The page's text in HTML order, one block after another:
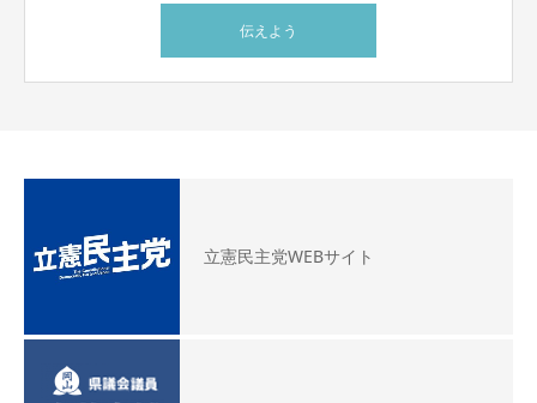
伝えよう
立憲民主党WEBサイト